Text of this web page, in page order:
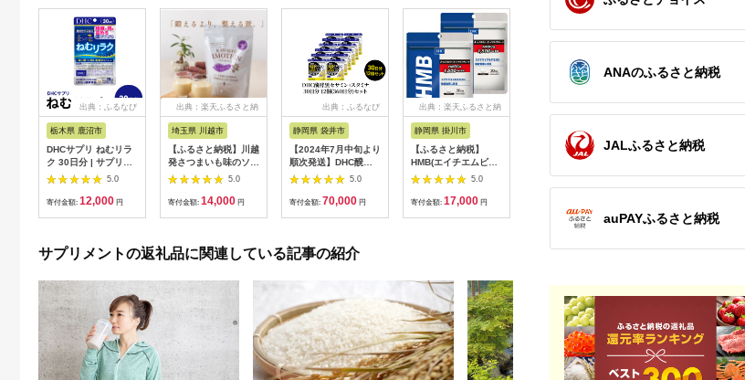
出典：ふるなび
栃木県 鹿沼市
DHCサプリ ねむリラ
ク 30日分 | サプリメ
ント
5.0
寄付金額: 12,000 円
出典：楽天ふるさと納
埼玉県 川越市
【ふるさと納税】川越
発さつまいも味のソイ
プロテイン
IMOTEIN（カワゴエ
5.0
寄付金額: 14,000 円
出典：ふるなび
静岡県 袋井市
【2024年7月中旬より
順次発送】DHC醗酵
黒セサミン+スタミナ
30日分 12個(360日
分)セット
5.0
寄付金額: 70,000 円
出典：楽天ふるさと納
静岡県 掛川市
【ふるさと納税】
HMB(エイチエムビ
ー)30日分 2個セット
【配送不可地域：離
島・北海道・沖縄県】
5.0
寄付金額: 17,000 円
富山県 富山市
【ふるさと納税】
DHC パーフェクト サ
プリ マルチビタミン
＆ミネラル 30日分×6
| 食品 健康食品 加工
食品 人気 おすすめ 送
ミネラル ビタミン 健
5.0
明治 ザバス ホエイプ
ティー風味 980g 1
袋【SAVAS ザバス プ
イン 明治プロテイン
健康 健康食品 美容 ボ
筋トレ 岡山県 倉敷市
5.0
サプリメントの返礼品に関連している記事の紹介
ANAのふるさと納税
JALふるさと納税
auPAYふるさと納税